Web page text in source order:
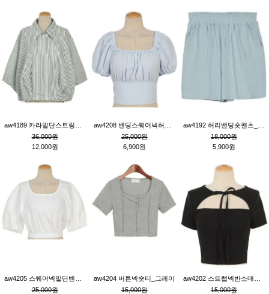
36,000원
12,000원
25,000원
6,900원
18,000원
5,900원
25,000원
aw4204 버튼넥숏티_그레이
15,000원
15,000원